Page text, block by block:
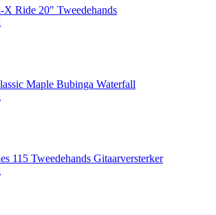
Ride 20" Tweedehands
Maple Bubinga Waterfall
115 Tweedehands Gitaarversterker